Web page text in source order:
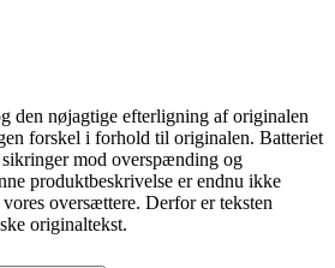
den nøjagtige efterligning af originalen
forskel i forhold til originalen. Batteriet
mod overspænding og
produktbeskrivelse er endnu ikke
oversættere. Derfor er teksten
originaltekst.